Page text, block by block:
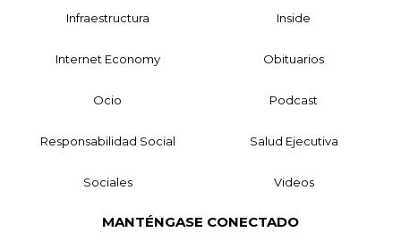
Infraestructura Inside
Internet Economy Obituarios
Ocio Podcast
Responsabilidad Social Salud Ejecutiva
Sociales Videos
MANTÉNGASE CONECTADO